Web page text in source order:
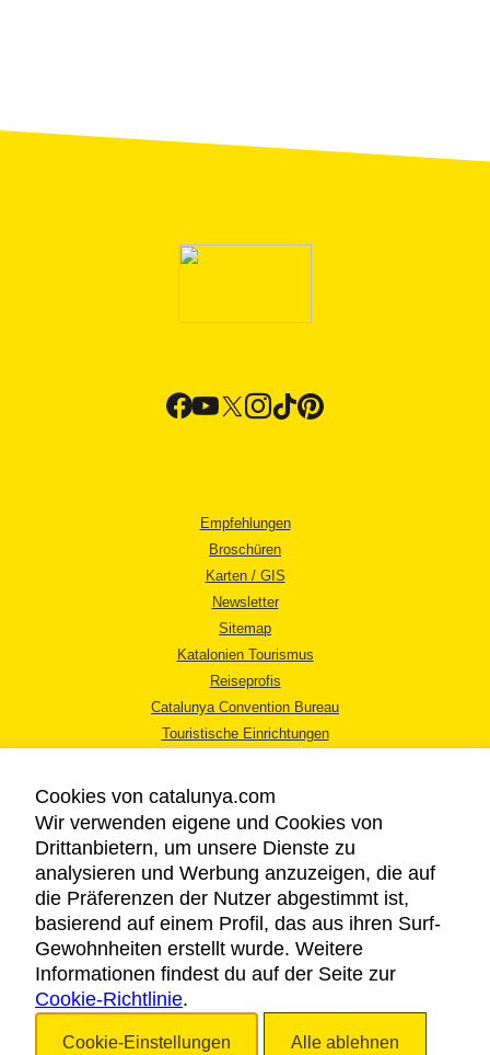
Empfehlungen
Broschüren
Karten / GIS
Newsletter
Sitemap
Katalonien Tourismus
Reiseprofis
Catalunya Convention Bureau
Touristische Einrichtungen
RECHTLICHER HINWEIS
DATENSCHUTZICHTLINIE
COOKIES
BARRIEREFREIHEIT
Cookies von catalunya.com
Wir verwenden eigene und Cookies von
Drittanbietern, um unsere Dienste zu
analysieren und Werbung anzuzeigen, die auf
die Präferenzen der Nutzer abgestimmt ist,
basierend auf einem Profil, das aus ihren Surf-
Gewohnheiten erstellt wurde. Weitere
Informationen findest du auf der Seite zur
Cookie-Richtlinie.
Cookie-Einstellungen Alle ablehnen